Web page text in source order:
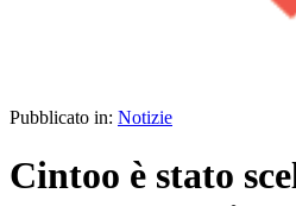
Pubblicato in: Notizie
Cintoo è stato